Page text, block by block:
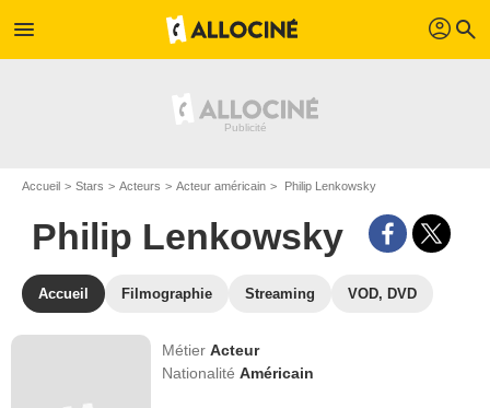
menu profil search
Accueil Stars Acteurs Acteur américain Philip Lenkowsky
Philip Lenkowsky
Accueil Filmographie Streaming VOD, DVD
MétierActeur
NationalitéAméricain